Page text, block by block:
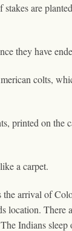
are
they have
colts,
printed on the
a carpet.
the arrival of
location. There
Indians sleep